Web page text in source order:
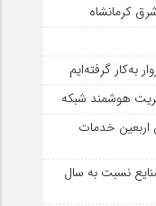
کرمانشاه
به‌کار گرفته‌ایم
هوشمند شبکه
اربعین خدمات
نسبت به سال